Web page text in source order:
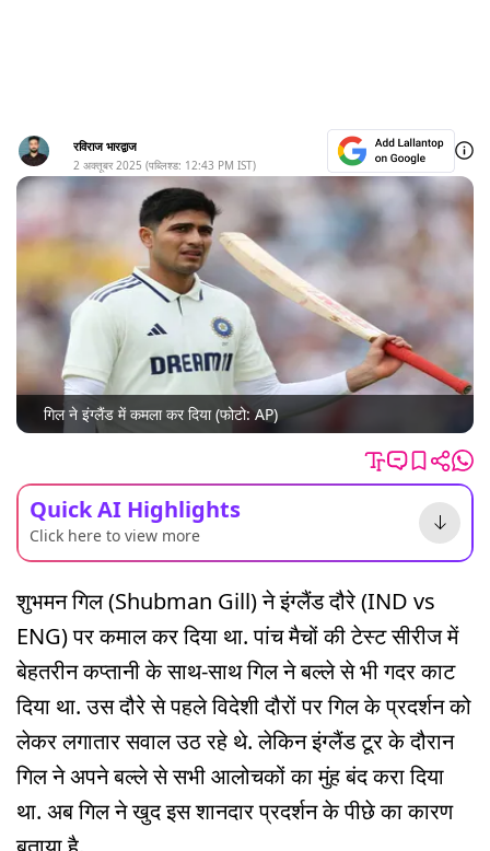
रविराज भारद्वाज
2 अक्तूबर 2025 (पब्लिश्ड: 12:43 PM IST)
गिल ने इंग्लैंड में कमला कर दिया (फोटो: AP)
Quick AI Highlights
Click here to view more
शुभमन गिल (Shubman Gill) ने इंग्लैंड दौरे (IND vs
ENG) पर कमाल कर दिया था. पांच मैचों की टेस्ट सीरीज में
बेहतरीन कप्तानी के साथ-साथ गिल ने बल्ले से भी गदर काट
दिया था. उस दौरे से पहले विदेशी दौरों पर गिल के प्रदर्शन को
लेकर लगातार सवाल उठ रहे थे. लेकिन इंग्लैंड टूर के दौरान
गिल ने अपने बल्ले से सभी आलोचकों का मुंह बंद करा दिया
था. अब गिल ने खुद इस शानदार प्रदर्शन के पीछे का कारण